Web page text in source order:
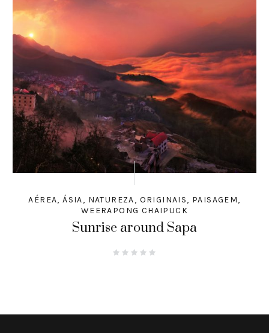
AÉREA,ÁSIA, NATUREZA, ORIGINAIS, PAISAGEM,
WEERAPONG CHAIPUCK
Sunrise around Sapa